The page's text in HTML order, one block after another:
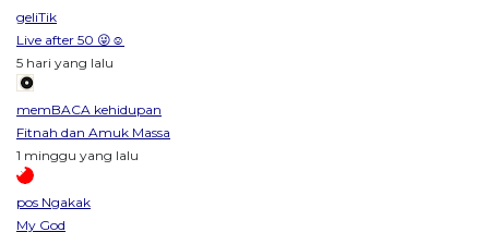
geliTik
Live after 50 😜☺️
5 hari yang lalu
memBACA kehidupan
Fitnah dan Amuk Massa
1 minggu yang lalu
pos Ngakak
My God